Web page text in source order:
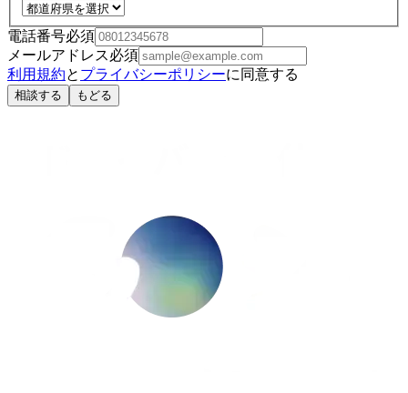
電話番号必須
メールアドレス必須
利用規約と プライバシーポリシーに同意する
相談する もどる